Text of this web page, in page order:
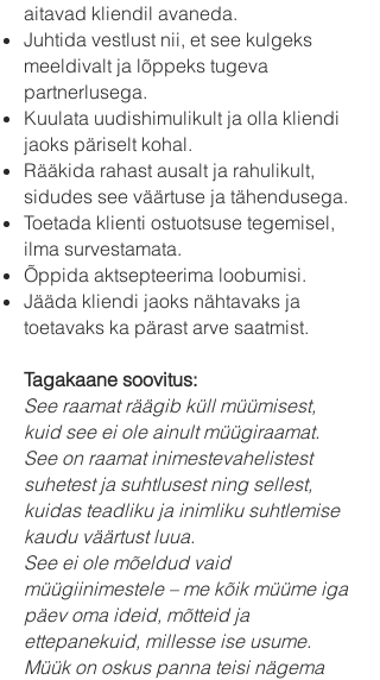
aitavad kliendil avaneda.
Juhtida vestlust nii, et see kulgeks
meeldivalt ja lõppeks tugeva
partnerlusega.
Kuulata uudishimulikult ja olla kliendi
jaoks päriselt kohal.
Rääkida rahast ausalt ja rahulikult,
sidudes see väärtuse ja tähendusega.
Toetada klienti ostuotsuse tegemisel,
ilma survestamata.
Õppida aktsepteerima loobumisi.
Jääda kliendi jaoks nähtavaks ja
toetavaks ka pärast arve saatmist.
Tagakaane soovitus:
See raamat räägib küll müümisest,
kuid see ei ole ainult müügiraamat.
See on raamat inimestevahelistest
suhetest ja suhtlusest ning sellest,
kuidas teadliku ja inimliku suhtlemise
kaudu väärtust luua.
See ei ole mõeldud vaid
müügiinimestele – me kõik müüme iga
päev oma ideid, mõtteid ja
ettepanekuid, millesse ise usume.
Müük on oskus panna teisi nägema